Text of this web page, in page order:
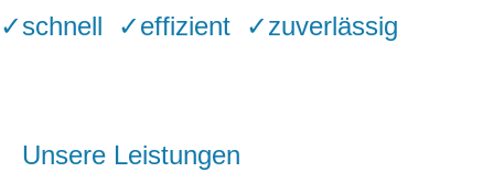
✓schnell ✓effizient ✓zuverlässig
Unsere Leistungen